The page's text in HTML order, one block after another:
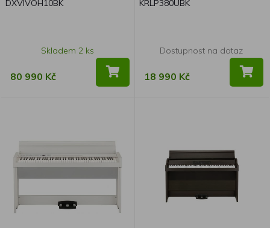
DXVIVOH10BK
Skladem 2 ks
80 990 Kč
KRLP380UBK
Dostupnost na dotaz
18 990 Kč